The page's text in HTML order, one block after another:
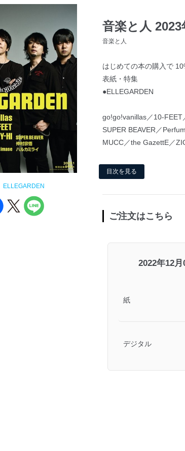
ELLEGARDEN
音楽と人
音楽と人
はじめての本の購入で
表紙・特集
●ELLEGARDEN
go!go!vanillas／10-FEET
SUPER BEAVER／
MUCC／the GazettE／
目次を見る
ご注文はこちら
2022年12
紙
デジタル